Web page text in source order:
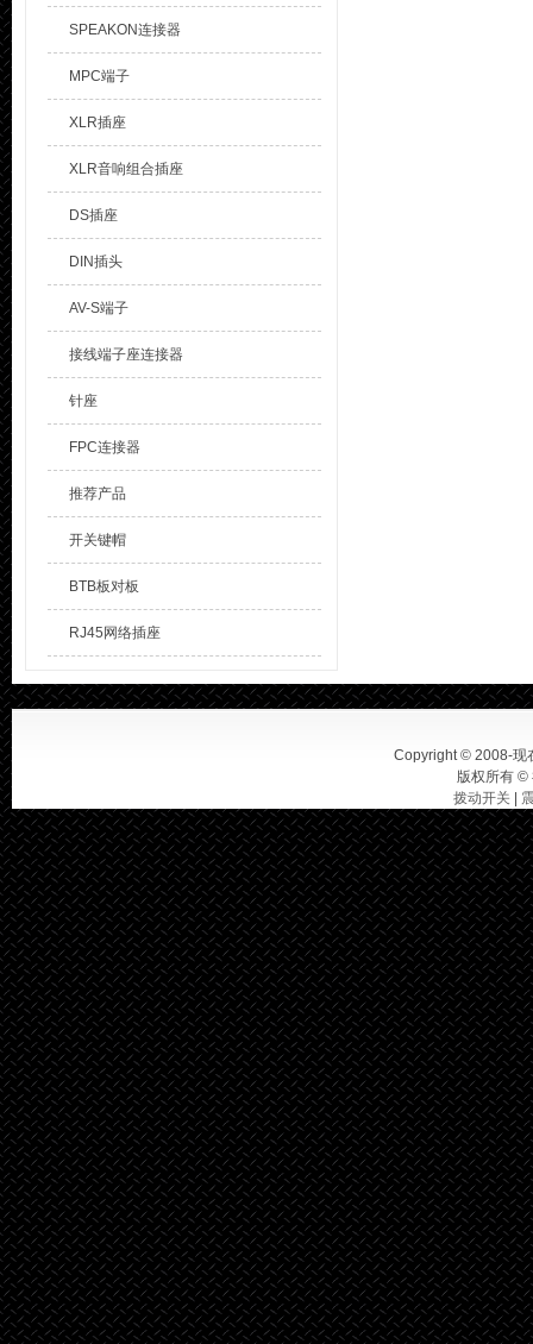
SPEAKON连接器
MPC端子
XLR插座
XLR音响组合插座
DS插座
DIN插头
AV-S端子
接线端子座连接器
针座
FPC连接器
推荐产品
开关键帽
BTB板对板
RJ45网络插座
Copyright © 2008-现
版权所有 ©
拨动开关|